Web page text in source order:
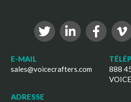
E-MAIL
sales@voicecrafters.com
888
ADRESSE